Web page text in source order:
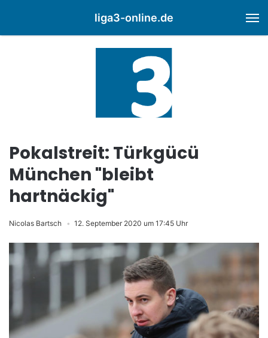
liga3-online.de
Pokalstreit: Türkgücü
München "bleibt
hartnäckig"
Nicolas Bartsch 12. September 2020 um 17:45 Uhr